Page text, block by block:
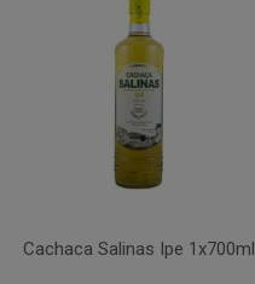
Cachaca Salinas Ipe 1x700ml